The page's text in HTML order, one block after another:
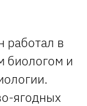
работал в
биологом и
ягодных